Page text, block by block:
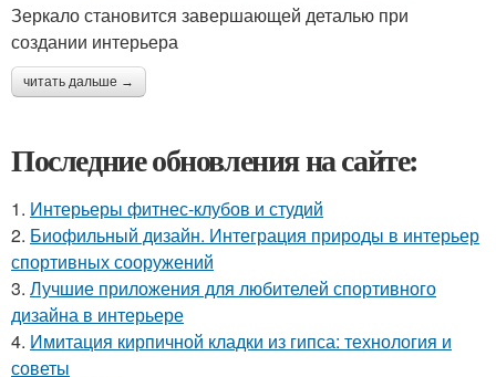
Зеркало становится завершающей деталью при
создании интерьера
читать дальше →
Последние обновления на сайте:
1. Интерьеры фитнес-клубов и студий
2. Биофильный дизайн. Интеграция природы в интерьер
спортивных сооружений
3. Лучшие приложения для любителей спортивного
дизайна в интерьере
4. Имитация кирпичной кладки из гипса: технология и
советы